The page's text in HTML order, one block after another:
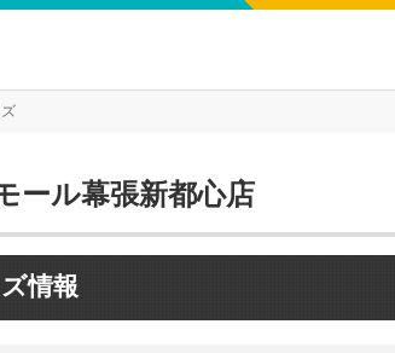
ール幕張新都心店
情報